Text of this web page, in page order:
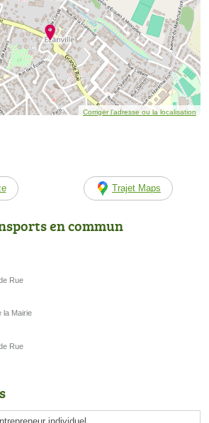
Corriger l’adresse ou la localisation
Trajet Maps
en commun
Rue
la Mairie
Rue